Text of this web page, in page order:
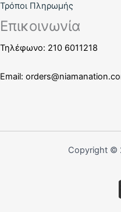
Τρόποι Πληρωμής
Επικοινωνία
Τηλέφωνο: 210 6011218
Email:
Copyright ©